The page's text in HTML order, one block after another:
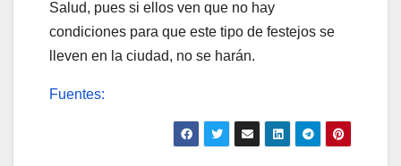
Salud, pues si ellos ven que no hay
condiciones para que este tipo de festejos se
lleven en la ciudad, no se harán.
Fuentes: